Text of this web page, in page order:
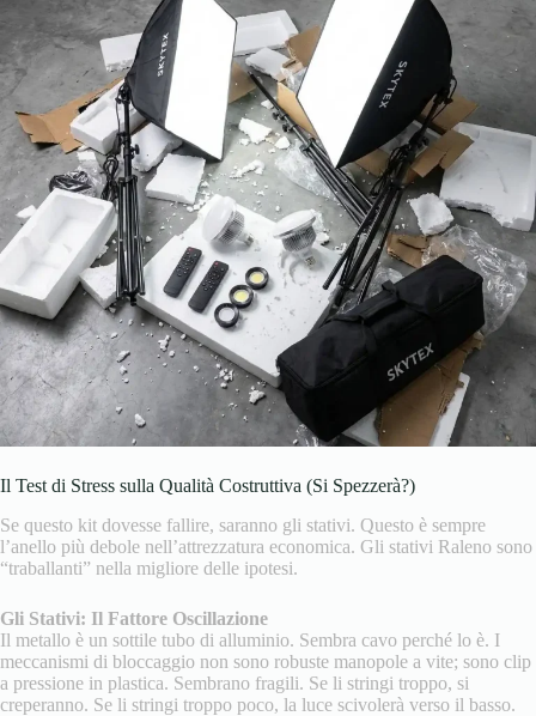
Il Test di Stress sulla Qualità Costruttiva (Si Spezzerà?)
Se questo kit dovesse fallire, saranno gli stativi. Questo è sempre
l’anello più debole nell’attrezzatura economica. Gli stativi Raleno sono
“traballanti” nella migliore delle ipotesi.
Gli Stativi: Il Fattore Oscillazione
Il metallo è un sottile tubo di alluminio. Sembra cavo perché lo è. I
meccanismi di bloccaggio non sono robuste manopole a vite; sono clip
a pressione in plastica. Sembrano fragili. Se li stringi troppo, si
creperanno. Se li stringi troppo poco, la luce scivolerà verso il basso.